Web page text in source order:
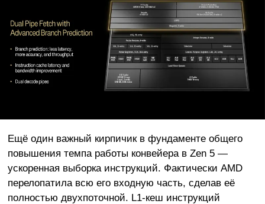
Ещё один важный кирпичик в фундаменте общего
повышения темпа работы конвейера в Zen 5 —
ускоренная выборка инструкций. Фактически AMD
перелопатила всю его входную часть, сделав её
полностью двухпоточной. L1-кеш инструкций